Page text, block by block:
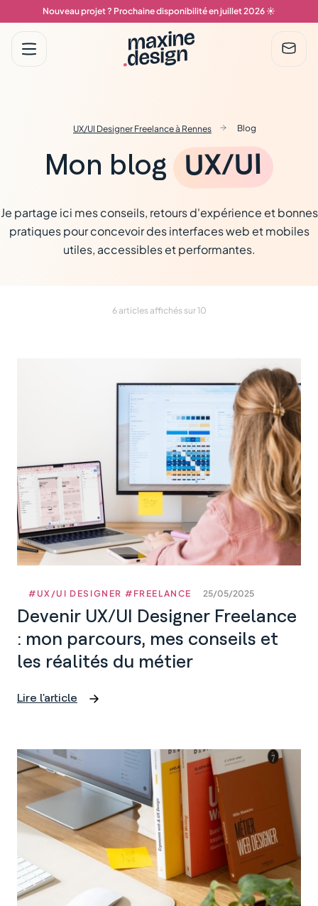
Nouveau projet ? Prochaine disponibilité en juillet 2026 ☀️
Menu
UX/UI Designer Freelance à Rennes Blog
Mon blog UX/UI
Je partage ici mes conseils, retours d'expérience et bonnes
pratiques pour concevoir des interfaces web et mobiles
utiles, accessibles et performantes.
6 articles affichés sur 10
#UX/UI DESIGNER #FREELANCE 25/05/2025
Devenir UX/UI Designer Freelance
: mon parcours, mes conseils et
les réalités du métier
Lire l'article
Devenir
Freelance
mon
parcours,
mes
conseils
et
réalités
du
métier